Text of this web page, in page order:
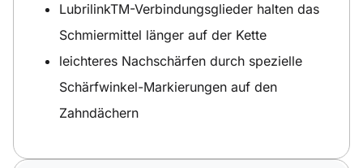
LubrilinkTM-Verbindungsglieder halten das
Schmiermittel länger auf der Kette
leichteres Nachschärfen durch spezielle
Schärfwinkel-Markierungen auf den
Zahndächern